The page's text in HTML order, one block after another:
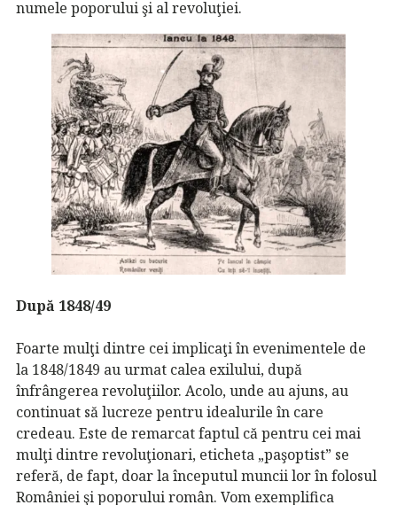
numele poporului şi al revoluţiei.
După 1848/49
Foarte mulţi dintre cei implicaţi în evenimentele de
la 1848/1849 au urmat calea exilului, după
înfrângerea revoluţiilor. Acolo, unde au ajuns, au
continuat să lucreze pentru idealurile în care
credeau. Este de remarcat faptul că pentru cei mai
mulţi dintre revoluţionari, eticheta „paşoptist” se
referă, de fapt, doar la începutul muncii lor în folosul
României şi poporului român. Vom exemplifica